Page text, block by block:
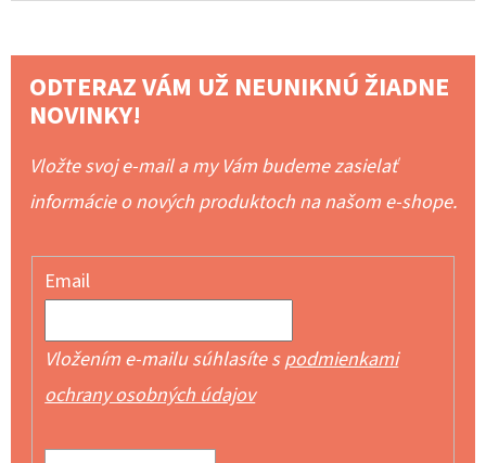
ODTERAZ VÁM UŽ NEUNIKNÚ ŽIADNE
NOVINKY!
Vložte svoj e-mail a my Vám budeme zasielať
informácie o nových produktoch na našom e-shope.
Email
Vložením e-mailu súhlasíte spodmienkami
ochrany osobných údajov